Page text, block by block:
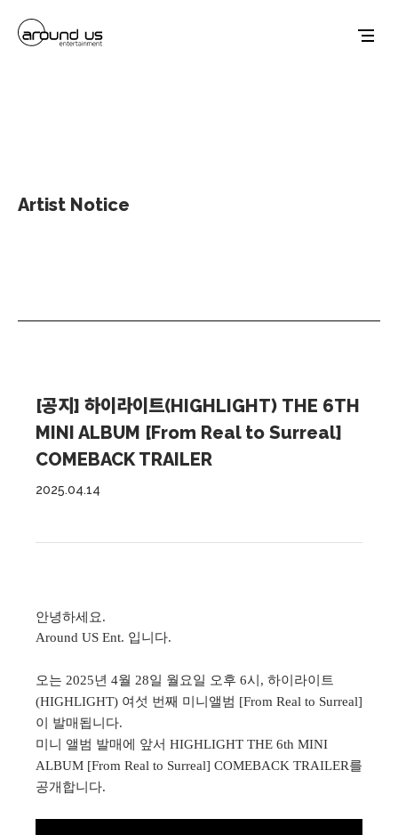
Artist Notice
[공지] 하이라이트(HIGHLIGHT) THE 6TH
MINI ALBUM [From Real to Surreal]
COMEBACK TRAILER
2025.04.14
안녕하세요.
Around US Ent. 입니다.
​오는 2025년 4월 28일 월요일 오후 6시, 하이라이트
(HIGHLIGHT) 여섯 번째 미니앨범 [From Real to Surreal]
이 발매됩니다.
미니 앨범 발매에 앞서 HIGHLIGHT THE 6th MINI
ALBUM [From Real to Surreal] COMEBACK TRAILER를
공개합니다.